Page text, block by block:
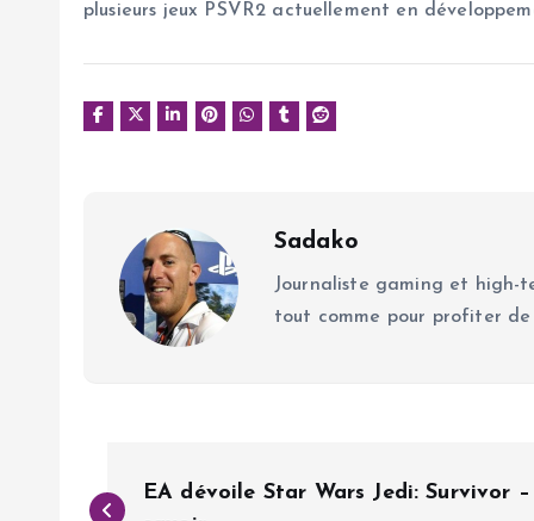
plusieurs jeux PSVR2 actuellement en
Sadako
Journaliste gaming et high-
tout comme pour profiter
EA dévoile Star Wars Jedi: Survivor